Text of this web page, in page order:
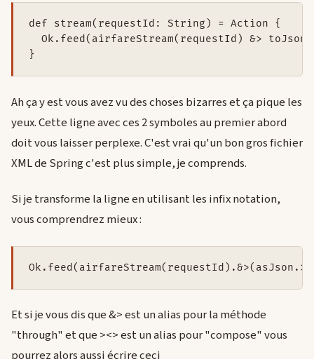
def stream(requestId: String) = Action {
Ok.feed(airfareStream(requestId) &>
}
Ah ça y est vous avez vu des choses bizarres et ça pique les
yeux. Cette ligne avec ces 2 symboles au premier abord
doit vous laisser perplexe. C'est vrai qu'un bon gros fichier
XML de Spring c'est plus simple, je comprends.
Si je transforme la ligne en utilisant les infix notation,
vous comprendrez mieux :
Et si je vous dis que &> est un alias pour la méthode
"through" et que ><> est un alias pour "compose" vous